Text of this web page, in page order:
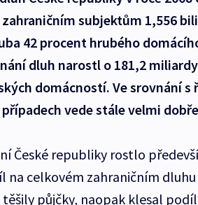
subjektům 1,556
42 procent hrubého
dluh narostl o 181,2
domácností. Ve srovnání s
vede stále velmi
České republiky rostlo
na celkovém zahraničním
půjčky, naopak klesal